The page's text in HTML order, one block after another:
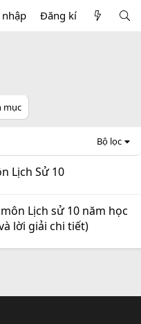
Đăng kí
mục
Bộ lọc
Lịch Sử 10
Lịch sử 10 năm học
lời giải chi tiết)